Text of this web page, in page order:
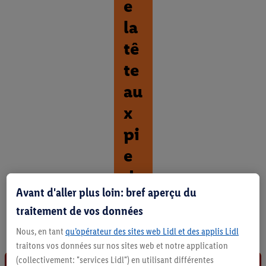
e
la
tê
te
au
x
pi
e
ds
D
é
o
u
v
Avant d'aller plus loin: bref aperçu du
traitement de vos données
Nous, en tant qu’opérateur des sites web Lidl et des applis Lidl
traitons vos données sur nos sites web et notre application
(collectivement: "services Lidl") en utilisant différentes